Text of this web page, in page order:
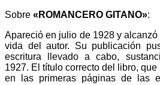
Sobre «ROMANCERO GITANO»:
Apareció en julio de 1928 y
vida del autor. Su publicación
escritura llevado a cabo,
1927. El título correcto del libro,
en las primeras páginas de las